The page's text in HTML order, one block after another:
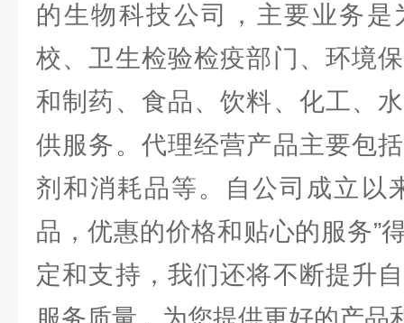
的生物科技公司，主要业务
校、卫生检验检疫部门、环境
和制药、食品、饮料、化工、
供服务。代理经营产品主要包
剂和消耗品等。自公司成立以
品，优惠的价格和贴心的服务”
定和支持，我们还将不断提升